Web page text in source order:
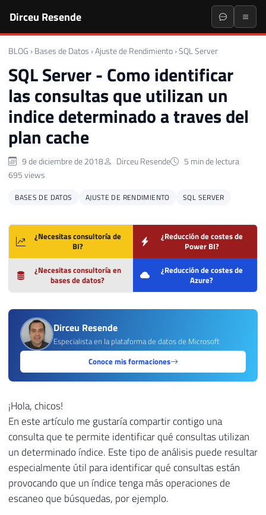
Dirceu Resende
BLOG › Bases de Datos ›Ajuste de Rendimiento ›SQL Server
SQL Server - Como identificar
las consultas que utilizan un
indice determinado a traves del
plan cache
9 de diciembre de 2018 Dirceu Resende
5 min de lectura
695 views
BASES DE DATOS AJUSTE DE RENDIMIENTO SQL SERVER
¿Necesitas consultoría de
BI?
¿Reducción de costes de
Power BI?
¿Necesitas consultoría en
bases de datos?
¿Reducción de costes de
Azure?
Dirceu Resende
Especialista en la plataforma de datos de Microsoft
Conoce mis formaciones
¡Hola, chicos!
En este artículo me gustaría compartir contigo una
consulta que te permite identificar qué consultas utilizan
un determinado índice. Este tipo de análisis puede resultar
especialmente útil para identificar qué consultas están
provocando que un índice tenga más operaciones de
escaneo que búsquedas, por ejemplo.